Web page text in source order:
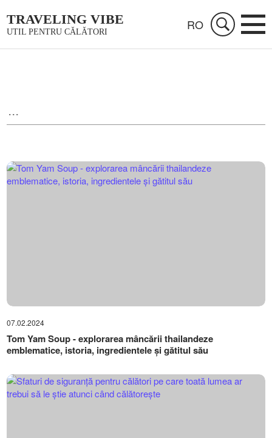
TRAVELING VIBE
UTIL PENTRU CĂLĂTORI RO
07.02.2024
Tom Yam Soup - explorarea mâncării thailandeze
emblematice, istoria, ingredientele și gătitul său